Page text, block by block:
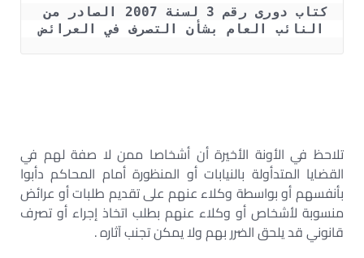
كتاب دورى رقم 3 لسنة 2007 الصادر من
النائب العام بشأن التصرف في العرائض
تلاحظ في الأونة الأخيرة أن أشخاصا ممن لا صفة لهم في
القضايا المتدأولة بالنيابات أو المنظورة أمام المحاكم دأبوا
بأنفسهم أو بواسطة وكلاء عنهم على تقديم طلبات أو عرائض
منسوبة لأشخاص أو وكلاء عنهم بطلب اتخاذ إجراء أو تصرف
قانوني قد يلحق الضرر بهم ولا يمكن تجنب آثاره .